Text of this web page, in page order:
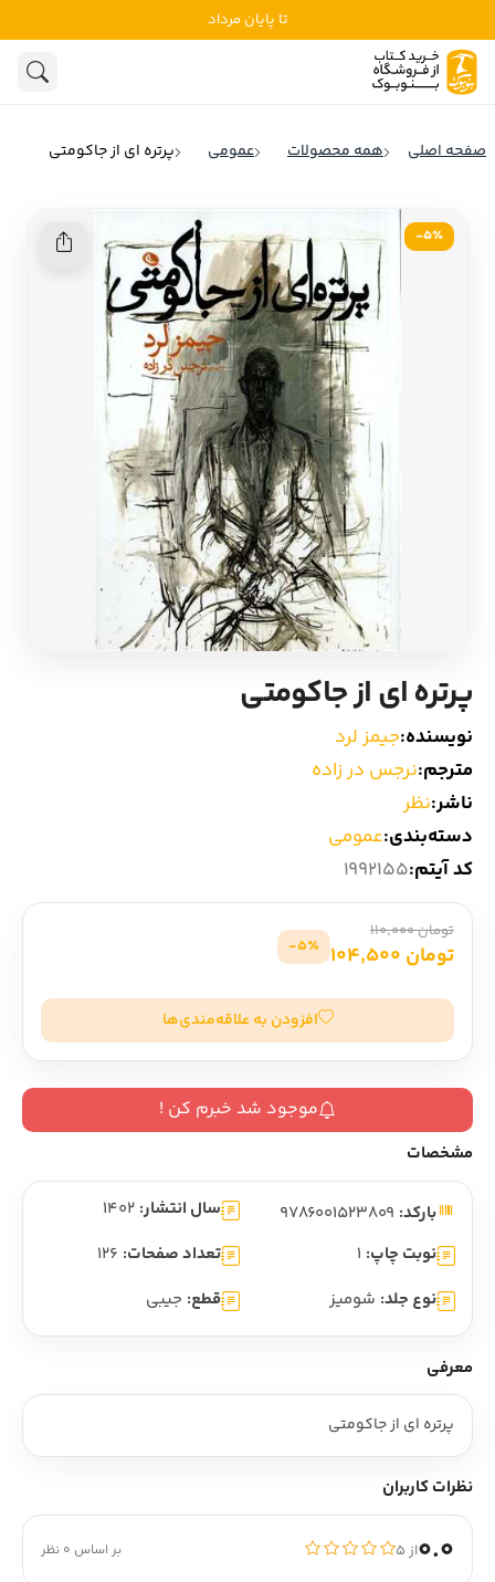
تا پایان مرداد
ادبیات
تاریخ و سیاست
مرجع و علمی
ادبیات فرانسه
ادبیات ایتالیا
ادبیات روسیه
ادبیات آمریکای لاتین
ادبیات آلمان
ادبیات ترکیه
ادبیات آسیا
سایر کشورهای اروپا
داستان کوتاه
شعر و متون کهن
صفحه اصلی همه محصولات عمومی پرتره ای از جاکومتی
5٪-
پرتره ای از جاکومتی
نویسنده:جیمز لرد
مترجم:نرجس در زاده
ناشر:نظر
دسته‌بندی:عمومی
کد آیتم:1992155
تومان 110,000
تومان 104,500 5٪-
افزودن به علاقه‌مندی‌ها
موجود شد خبرم کن !
مشخصات
بارکد: سال انتشار: 1402
نوبت چاپ: 1 تعداد صفحات: 126
نوع جلد: شومیز قطع: جیبی
معرفی
پرتره ای از جاکومتی
نظرات کاربران
0.0از ۵ بر اساس 0 نظر